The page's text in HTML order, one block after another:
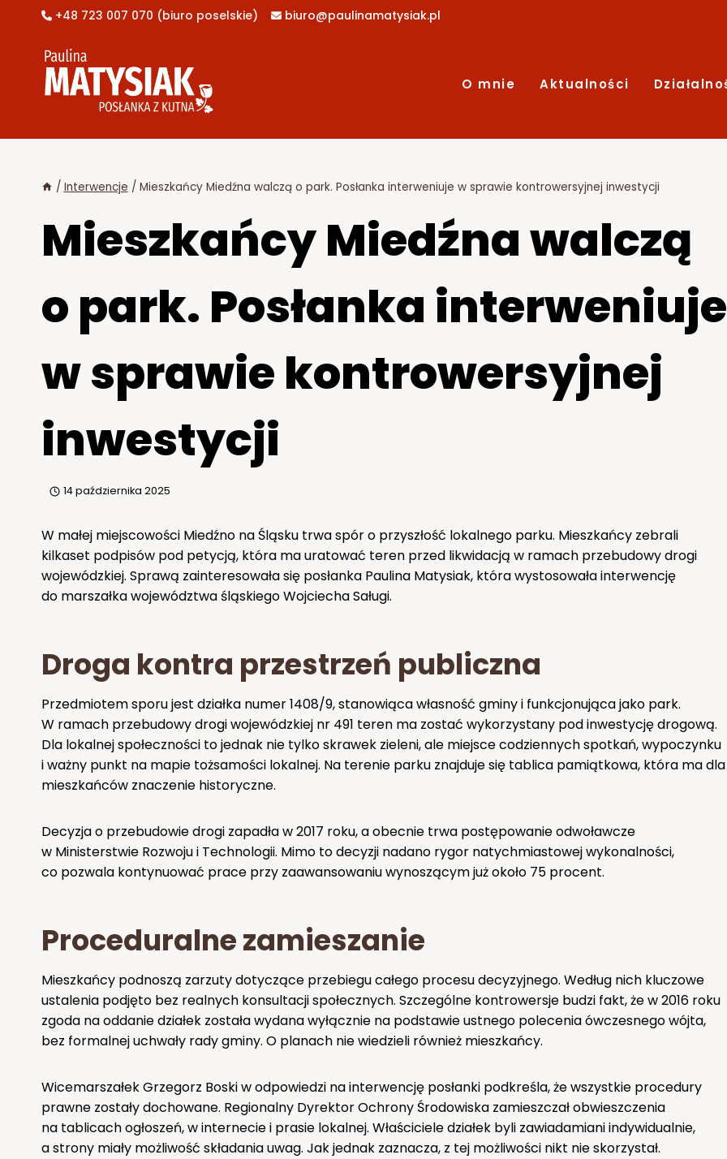
Przejdź +48 723 007 070 (biuro poselskie)  biuro@paulinamatysiak.pl
O mnie Aktualności
/ Interwencje / Mieszkańcy Miedźna walczą o park. Posłanka interweniuje w sprawie kontrowersyjnej inwestycji
Mieszkańcy Miedźna walczą
o park. Posłanka interweniuje
w sprawie kontrowersyjnej
inwestycji
14 października 2025
W małej miejscowości Miedźno na Śląsku trwa spór o przyszłość lokalnego parku. Mieszkańcy zebrali
kilkaset podpisów pod petycją, która ma uratować teren przed likwidacją w ramach przebudowy drogi
wojewódzkiej. Sprawą zainteresowała się posłanka Paulina Matysiak, która wystosowała interwencję
do marszałka województwa śląskiego Wojciecha Saługi.
Droga kontra przestrzeń publiczna
Przedmiotem sporu jest działka numer 1408/9, stanowiąca własność gminy i funkcjonująca jako park.
W ramach przebudowy drogi wojewódzkiej nr 491 teren ma zostać wykorzystany pod inwestycję drogową.
Dla lokalnej społeczności to jednak nie tylko skrawek zieleni, ale miejsce codziennych spotkań, wypoczynku
i ważny punkt na mapie tożsamości lokalnej. Na terenie parku znajduje się tablica pamiątkowa, która ma dla
mieszkańców znaczenie historyczne.
Decyzja o przebudowie drogi zapadła w 2017 roku, a obecnie trwa postępowanie odwoławcze
w Ministerstwie Rozwoju i Technologii. Mimo to decyzji nadano rygor natychmiastowej wykonalności,
co pozwala kontynuować prace przy zaawansowaniu wynoszącym już około 75 procent.
Proceduralne zamieszanie
Mieszkańcy podnoszą zarzuty dotyczące przebiegu całego procesu decyzyjnego. Według nich kluczowe
ustalenia podjęto bez realnych konsultacji społecznych. Szczególne kontrowersje budzi fakt, że w 2016 roku
zgoda na oddanie działek została wydana wyłącznie na podstawie ustnego polecenia ówczesnego wójta,
bez formalnej uchwały rady gminy. O planach nie wiedzieli również mieszkańcy.
Wicemarszałek Grzegorz Boski w odpowiedzi na interwencję posłanki podkreśla, że wszystkie procedury
prawne zostały dochowane. Regionalny Dyrektor Ochrony Środowiska zamieszczał obwieszczenia
na tablicach ogłoszeń, w internecie i prasie lokalnej. Właściciele działek byli zawiadamiani indywidualnie,
a strony miały możliwość składania uwag. Jak jednak zaznacza, z tej możliwości nikt nie skorzystał.